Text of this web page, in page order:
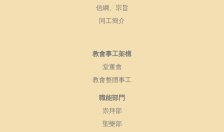
信綱、宗旨
同工簡介
教會事工架構
堂董會
教會整體事工
職能部門
崇拜部
聖樂部